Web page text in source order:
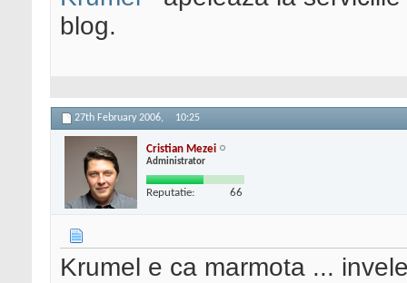
blog.
27th February 2006, 10:25
Cristian Mezei
Administrator
Reputatie: 66
Krumel e ca marmota ...